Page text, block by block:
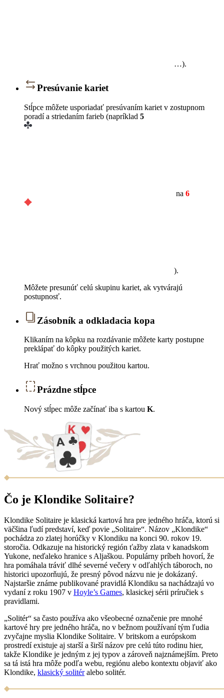
…).
Presúvanie kariet
Stĺpce môžete usporiadať presúvaním kariet v zostupnom
poradí a striedaním farieb (napríklad 5
na 6
).
Môžete presunúť celú skupinu kariet, ak vytvárajú
postupnosť.
Zásobník a odkladacia kopa
Klikaním na kôpku na rozdávanie môžete karty postupne
preklápať do kôpky použitých kariet.
Hrať možno s vrchnou použitou kartou.
Prázdne stĺpce
Nový stĺpec môže začínať iba s kartou K.
Čo je Klondike Solitaire?
Klondike Solitaire je klasická kartová hra pre jedného hráča, ktorú si
väčšina ľudí predstaví, keď povie „Solitaire“. Názov „Klondike“
pochádza zo zlatej horúčky v Klondiku na konci 90. rokov 19.
storočia. Odkazuje na historický región ťažby zlata v kanadskom
Yukone, neďaleko hranice s Aljaškou. Populárny príbeh hovorí, že
hra pomáhala tráviť dlhé severné večery v odľahlých táboroch, no
historici upozorňujú, že presný pôvod názvu nie je dokázaný.
Najstaršie známe publikované pravidlá Klondiku sa nachádzajú vo
vydaní z roku 1907 v Hoyle’s Games, klasickej sérii príručiek s
pravidlami.
„Solitér“ sa často používa ako všeobecné označenie pre mnohé
kartové hry pre jedného hráča, no v bežnom používaní tým ľudia
zvyčajne myslia Klondike Solitaire. V britskom a európskom
prostredí existuje aj starší a širší názov pre celú túto rodinu hier,
takže Klondike je jedným z jej typov a zároveň najznámejším. Preto
sa tá istá hra môže podľa webu, regiónu alebo kontextu objaviť ako
Klondike, klasický solitéralebo solitér.